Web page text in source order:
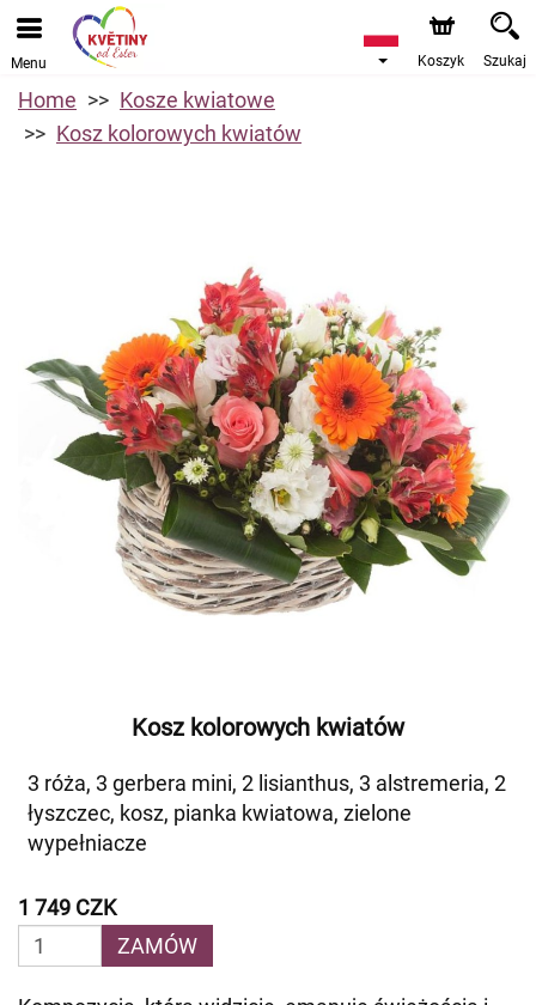
Menu Koszyk Szukaj
Home
Kosze kwiatowe
Kosz kolorowych kwiatów
Kosz kolorowych kwiatów
3 róża, 3 gerbera mini, 2 lisianthus, 3 alstremeria, 2
łyszczec, kosz, pianka kwiatowa, zielone
wypełniacze
1 749 CZK
ZAMÓW